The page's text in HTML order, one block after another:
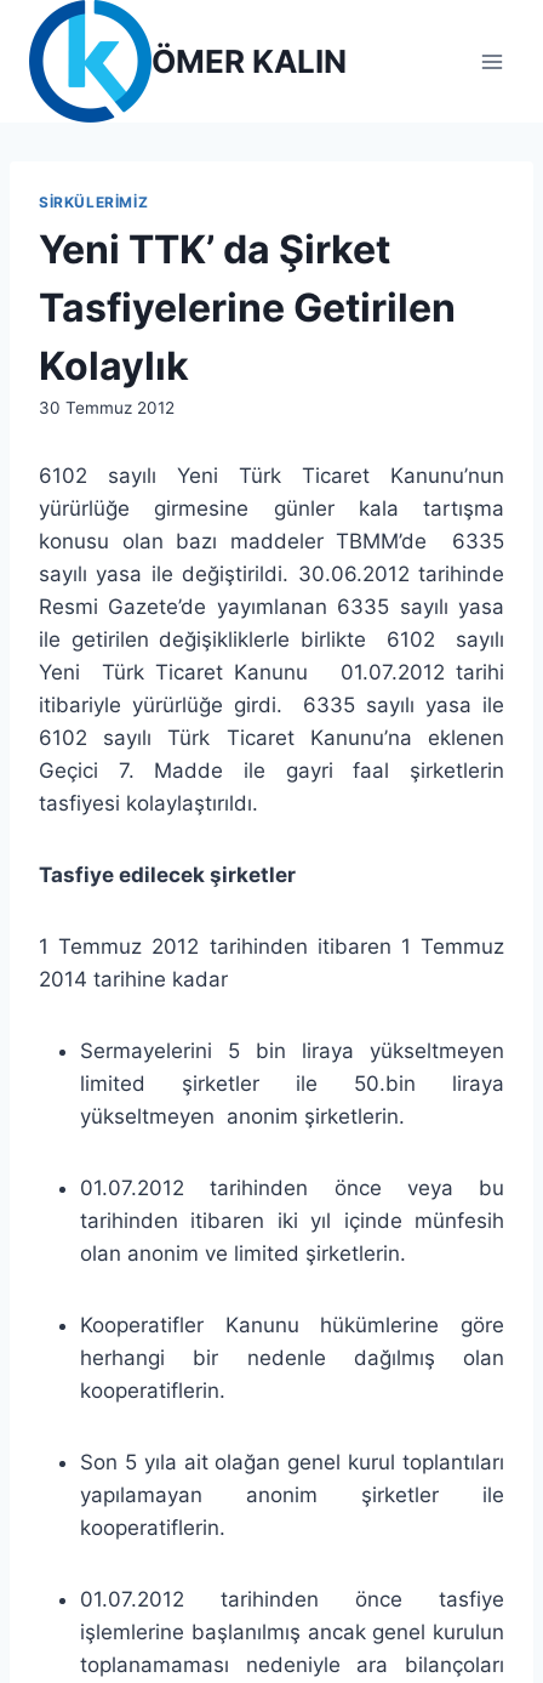
content
ÖMER KALIN
SIRKÜLERIMIZ
Yeni TTK’ da Şirket
Tasfiyelerine Getirilen
Kolaylık
By
30 Temmuz 2012
6102 sayılı Yeni Türk Ticaret Kanunu’nun
yürürlüğe girmesine günler kala tartışma
konusu olan bazı maddeler TBMM’de 6335
sayılı yasa ile değiştirildi. 30.06.2012 tarihinde
Resmi Gazete’de yayımlanan 6335 sayılı yasa
ile getirilen değişikliklerle birlikte 6102 sayılı
Yeni Türk Ticaret Kanunu 01.07.2012 tarihi
itibariyle yürürlüğe girdi. 6335 sayılı yasa ile
6102 sayılı Türk Ticaret Kanunu’na eklenen
Geçici 7. Madde ile gayri faal şirketlerin
tasfiyesi kolaylaştırıldı.
Tasfiye edilecek şirketler
1 Temmuz 2012 tarihinden itibaren 1 Temmuz
2014 tarihine kadar
Sermayelerini 5 bin liraya yükseltmeyen
limited şirketler ile 50.bin liraya
yükseltmeyen anonim şirketlerin.
01.07.2012 tarihinden önce veya bu
tarihinden itibaren iki yıl içinde münfesih
olan anonim ve limited şirketlerin.
Kooperatifler Kanunu hükümlerine göre
herhangi bir nedenle dağılmış olan
kooperatiflerin.
Son 5 yıla ait olağan genel kurul toplantıları
yapılamayan anonim şirketler ile
kooperatiflerin.
01.07.2012 tarihinden önce tasfiye
işlemlerine başlanılmış ancak genel kurulun
toplanamaması nedeniyle ara bilançoları